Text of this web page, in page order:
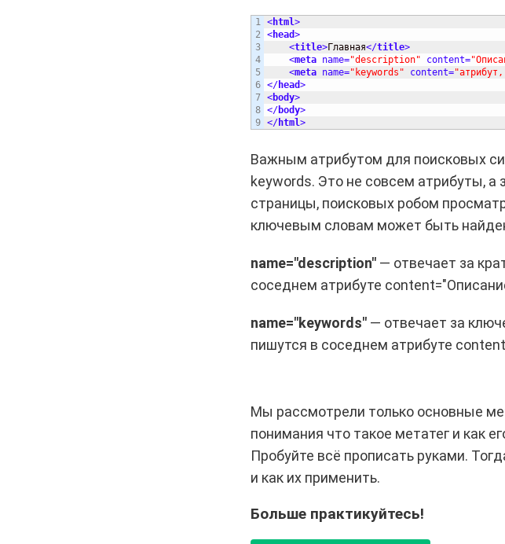
1
2
3
4
5
6
7
8
9
<html>
<head>
<title>Главная</title>
<meta name="description" content=
<meta name="keywords" content=
</head>
<body>
</body>
</html>
Важным атрибутом для поисковых
keywords. Это не совсем атрибуты, а
страницы, поисковых робом
ключевым словам может быть
name="description"— отвечает за
соседнем атрибуте
name="keywords"— отвечает за
пишутся в соседнем атрибуте
Мы рассмотрели только основные
понимания что такое метатег и как
Пробуйте всё прописать руками.
и как их применить.
Больше практикуйтесь!